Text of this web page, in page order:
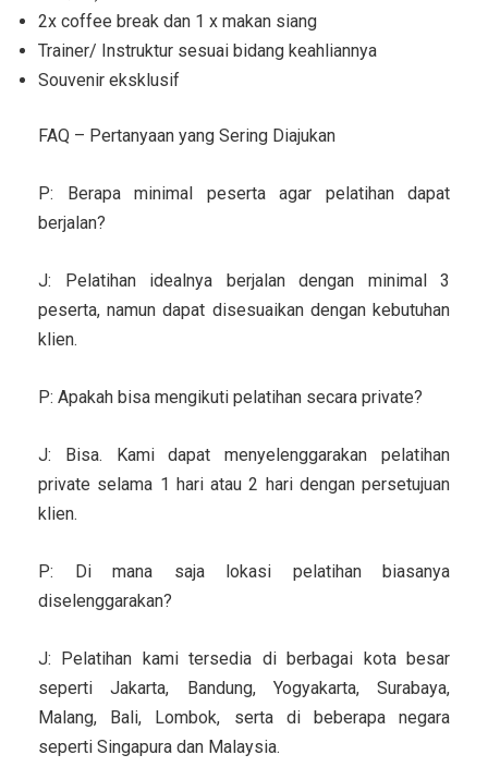
2x coffee break dan 1 x makan siang
Trainer/ Instruktur sesuai bidang keahliannya
Souvenir eksklusif
FAQ – Pertanyaan yang Sering Diajukan
P: Berapa minimal peserta agar pelatihan dapat
berjalan?
J: Pelatihan idealnya berjalan dengan minimal 3
peserta, namun dapat disesuaikan dengan kebutuhan
klien.
P: Apakah bisa mengikuti pelatihan secara private?
J: Bisa. Kami dapat menyelenggarakan pelatihan
private selama 1 hari atau 2 hari dengan persetujuan
klien.
P: Di mana saja lokasi pelatihan biasanya
diselenggarakan?
J: Pelatihan kami tersedia di berbagai kota besar
seperti Jakarta, Bandung, Yogyakarta, Surabaya,
Malang, Bali, Lombok, serta di beberapa negara
seperti Singapura dan Malaysia.